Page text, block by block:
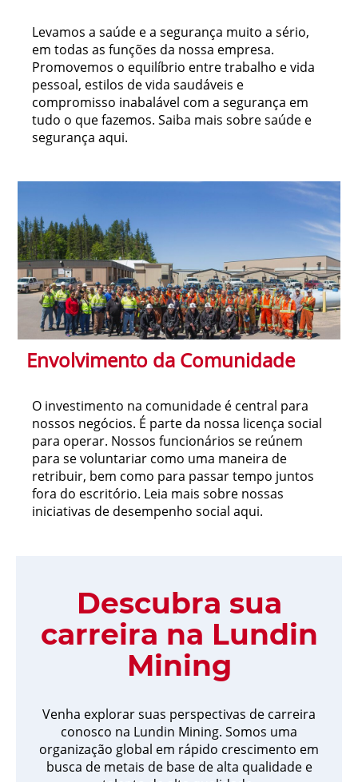
Levamos a saúde e a segurança muito a sério,
em todas as funções da nossa empresa.
Promovemos o equilíbrio entre trabalho e vida
pessoal, estilos de vida saudáveis e
compromisso inabalável com a segurança em
tudo o que fazemos. Saiba mais sobre saúde e
segurança aqui.
Envolvimento da Comunidade
O investimento na comunidade é central para
nossos negócios. É parte da nossa licença social
para operar. Nossos funcionários se reúnem
para se voluntariar como uma maneira de
retribuir, bem como para passar tempo juntos
fora do escritório. Leia mais sobre nossas
iniciativas de desempenho social aqui.
Descubra sua
carreira na Lundin
Mining
Venha explorar suas perspectivas de carreira
conosco na Lundin Mining. Somos uma
organização global em rápido crescimento em
busca de metais de base de alta qualidade e